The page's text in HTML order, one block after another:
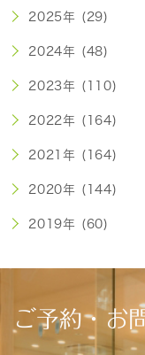
2025年 (29)
2024年 (48)
2023年 (110)
2022年 (164)
2021年 (164)
2020年 (144)
2019年 (60)
ご予約・お